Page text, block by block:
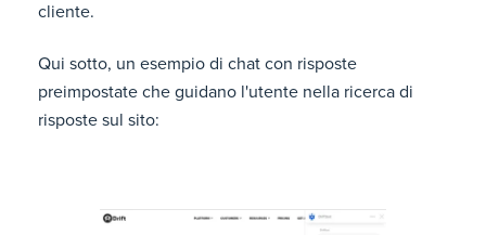
cliente.
Qui sotto, un esempio di chat con risposte
preimpostate che guidano l'utente nella ricerca di
risposte sul sito: